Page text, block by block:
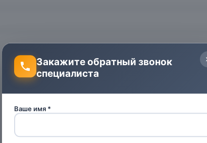
Закажите обратный звонок
специалиста
Ваше имя *